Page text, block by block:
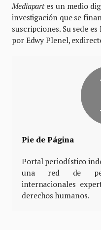
Mediapartes un medio
investigación que se
suscripciones. Su sede
por Edwy Plenel,
Pie de Página
Portal periodístico
una red de
internacionales
derechos humanos.